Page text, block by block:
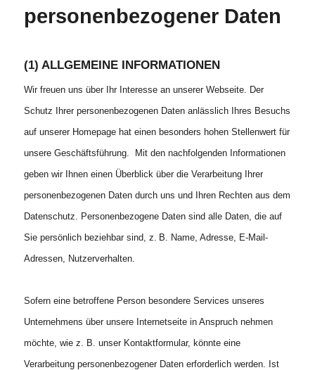
personenbezogener Daten
(1) ALLGEMEINE INFORMATIONEN
Wir freuen uns über Ihr Interesse an unserer Webseite. Der
Schutz Ihrer personenbezogenen Daten anlässlich Ihres Besuchs
auf unserer Homepage hat einen besonders hohen Stellenwert für
unsere Geschäftsführung. Mit den nachfolgenden Informationen
geben wir Ihnen einen Überblick über die Verarbeitung Ihrer
personenbezogenen Daten durch uns und Ihren Rechten aus dem
Datenschutz. Personenbezogene Daten sind alle Daten, die auf
Sie persönlich beziehbar sind, z. B. Name, Adresse, E-Mail-
Adressen, Nutzerverhalten.
Sofern eine betroffene Person besondere Services unseres
Unternehmens über unsere Internetseite in Anspruch nehmen
möchte, wie z. B. unser Kontaktformular, könnte eine
Verarbeitung personenbezogener Daten erforderlich werden. Ist